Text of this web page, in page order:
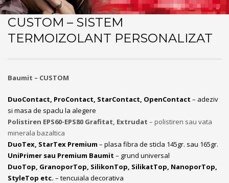
CUSTOM – SISTEM
TERMOIZOLANT PERSONALIZAT
Baumit – CUSTOM
DuoContact, ProContact, StarContact, OpenContact – adeziv
si masa de spaclu la alegere
Polistiren EPS60-EPS80 Grafitat, Extrudat – polistiren sau vata
minerala bazaltica
DuoTex, StarTex Premium – plasa fibra de sticla 145gr. sau 165gr.
UniPrimer sau Premium Baumit – grund universal
DuoTop, GranoporTop, SilikonTop, SilikatTop, NanoporTop,
StyleTop etc. – tencuiala decorativa